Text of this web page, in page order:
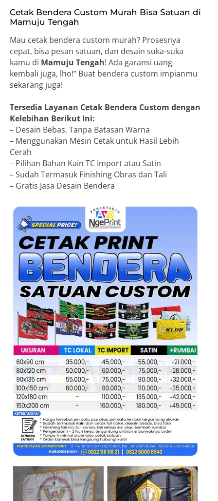
Cetak Bendera Custom Murah Bisa Satuan di
Mamuju Tengah
Mau cetak bendera custom murah? Prosesnya
cepat, bisa pesan satuan, dan desain suka-suka
kamu di Mamuju Tengah! Ada garansi uang
kembali juga, lho!” Buat bendera custom impianmu
sekarang juga!
Tersedia Layanan Cetak Bendera Custom dengan
Kelebihan Berikut Ini:
– Desain Bebas, Tanpa Batasan Warna
– Menggunakan Mesin Cetak untuk Hasil Lebih
Cerah
– Pilihan Bahan Kain TC Import atau Satin
– Sudah Termasuk Finishing Obras dan Tali
– Gratis Jasa Desain Bendera